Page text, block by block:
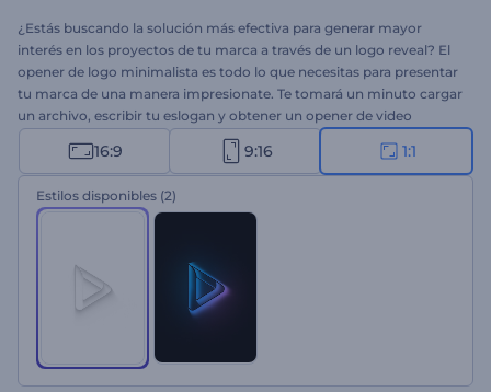
¿Estás buscando la solución más efectiva para generar mayor
interés en los proyectos de tu marca a través de un logo reveal? El
opener de logo minimalista es todo lo que necesitas para presentar
tu marca de una manera impresionate. Te tomará un minuto cargar
un archivo, escribir tu eslogan y obtener un opener de video
profesional. Utilízalo para promociones de productos,
presentaciones de empresas, aperturas de exposiciones,
comerciales de televisión y muchos proyectos más. ¡Tu opener de
logo minimalista está a solo un clic de distancia!
16:9 9:16 1:1
Estilos disponibles (2)